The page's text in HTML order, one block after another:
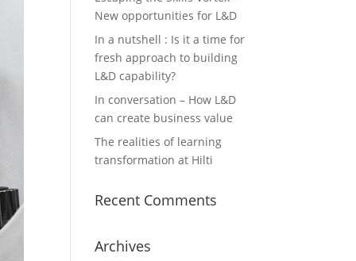
New opportunities for L&D
In a nutshell : Is it a time for
fresh approach to building
L&D capability?
In conversation – How L&D
can create business value
The realities of learning
transformation at Hilti
Recent Comments
Archives